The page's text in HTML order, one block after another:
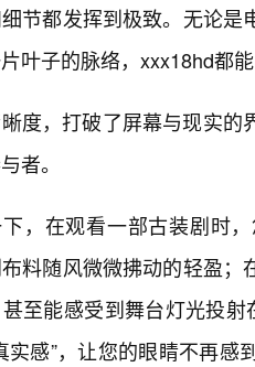
节都发挥到极致。无论
叶子的脉络，xxx18hd都
度，打破了屏幕与现实的
者。
，在观看一部古装剧时
料随风微微拂动的轻盈
至能感受到舞台灯光投
实感”，让您的眼睛不再